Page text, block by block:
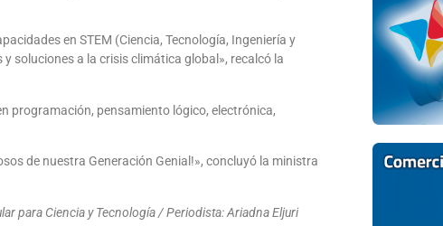
en STEM (Ciencia, Tecnología, Ingeniería y
soluciones a la crisis climática global», recalcó la
programación, pensamiento lógico, electrónica,
de nuestra Generación Genial!», concluyó la ministra
para Ciencia y Tecnología / Periodista: Ariadna Eljuri